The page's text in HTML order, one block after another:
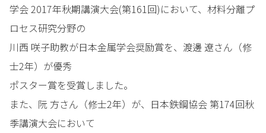
学会 2017年秋期講演大会(第161回)において、材料分離プ
ロセス研究分野の
川西 咲子助教が日本金属学会奨励賞を、渡邊 遼さん（修
士2年）が優秀
ポスター賞を受賞しました。
また、阮 方さん（修士2年）が、日本鉄鋼協会 第174回秋
季講演大会において